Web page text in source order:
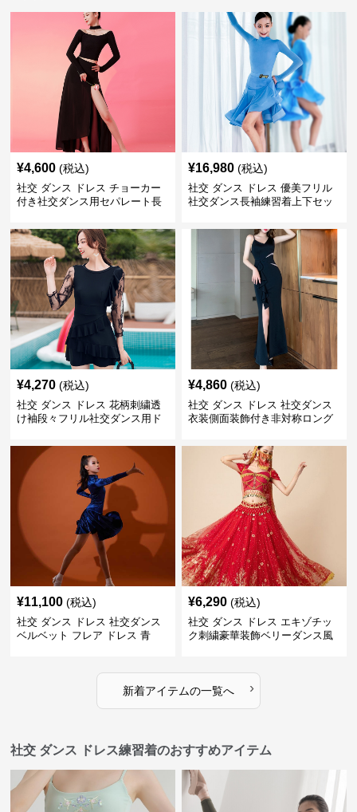
¥4,600 (税込)
社交 ダンス ドレス チョーカー
付き社交ダンス用セパレート長
¥16,980 (税込)
社交 ダンス ドレス 優美フリル
社交ダンス長袖練習着上下セッ
¥4,270 (税込)
社交 ダンス ドレス 花柄刺繍透
け袖段々フリル社交ダンス用ド
¥4,860 (税込)
社交 ダンス ドレス 社交ダンス
衣装側面装飾付き非対称ロング
¥11,100 (税込)
社交 ダンス ドレス 社交ダンス
ベルベット フレア ドレス 青
¥6,290 (税込)
社交 ダンス ドレス エキゾチッ
ク刺繍豪華装飾ベリーダンス風
新着アイテムの一覧へ ›
社交 ダンス ドレス練習着のおすすめアイテム